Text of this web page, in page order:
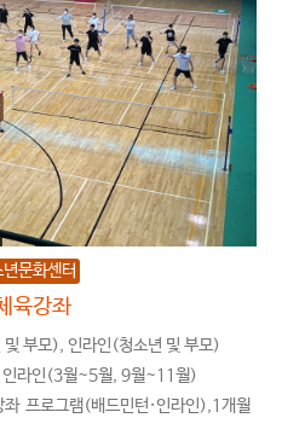
문화센터
육강좌
및 부모), 인라인(청소년 및 부모)
인라인(3월~5월, 9월~11월)
좌 프로그램(배드민턴·인라인),1개월